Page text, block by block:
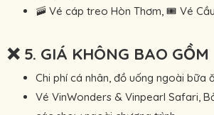
🚠 Vé cáp treo Hòn Thơm, 🎟 Vé
❌ 5. GIÁ KHÔNG BAO GỒM
Chi phí cá nhân, đồ uống ngoài bữa
Vé VinWonders & Vinpearl Safari,